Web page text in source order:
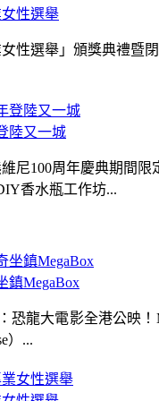
女性選舉
性選舉」頒獎典禮暨
鎮MegaBox
恐龍大電影全港公映
）...
陸又一城
尼100周年慶典期間
香水瓶工作坊...